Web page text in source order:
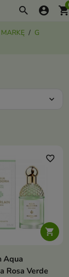
search account_circle
G
expand_more

favorite_border
Aqua
Rosa Verde